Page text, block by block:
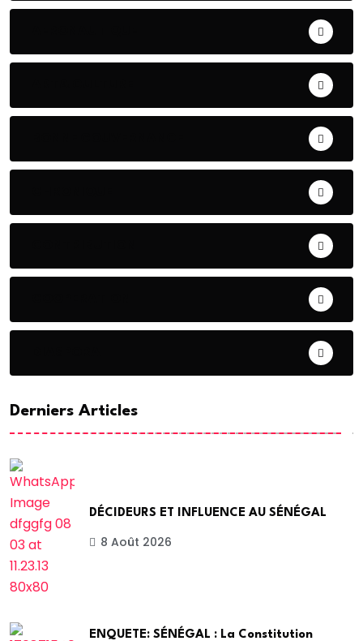
Derniers Articles
DÉCIDEURS ET INFLUENCE AU SÉNÉGAL
8 Août 2026
ENQUETE: SÉNÉGAL : La Constitution